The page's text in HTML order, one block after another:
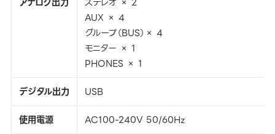
AUX × 4
グループ（BUS）× 4
モニター × 1
PHONES × 1
デジタル出力
USB
使用電源
AC100-240V 50/60Hz